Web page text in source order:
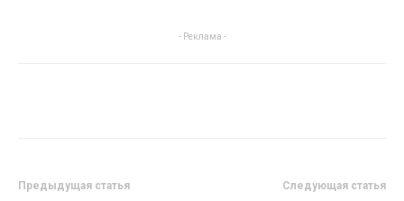
- Реклама -
Предыдущая статья Следующая статья